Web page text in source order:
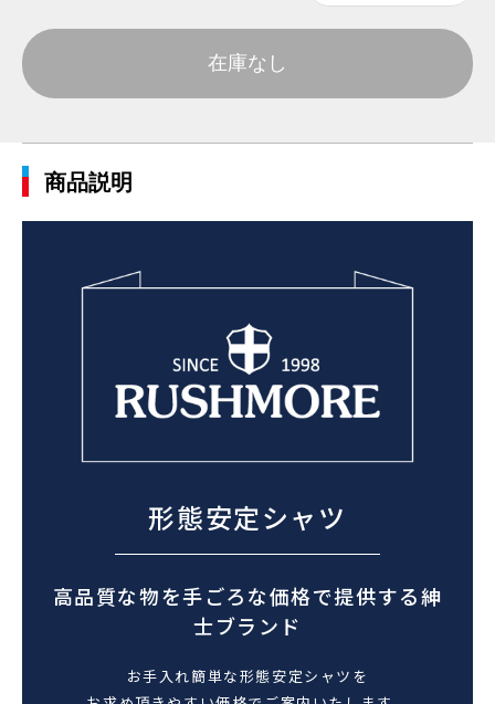
在庫なし
商品説明
形態安定シャツ
高品質な物を手ごろな価格で提供する紳
士ブランド
お手入れ簡単な形態安定シャツを